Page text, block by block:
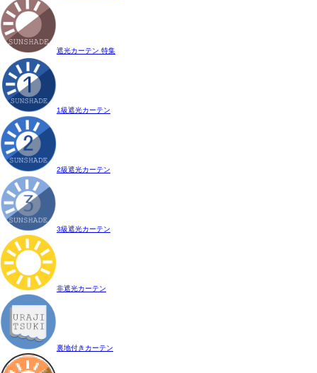
遮光カーテン 特集
1級遮光カーテン
2級遮光カーテン
3級遮光カーテン
非遮光カーテン
裏地付きカーテン